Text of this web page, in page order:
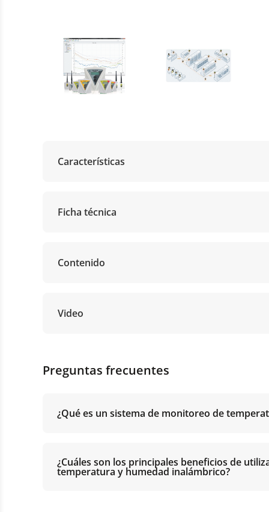
Características
Ficha técnica
Contenido
Video
Preguntas frecuentes
¿Qué es un sistema de monitoreo de
¿Cuáles son los principales beneficios de
temperatura y humedad inalámbrico?